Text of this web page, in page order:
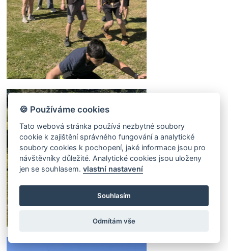
🍪 Používáme cookies
Tato webová stránka používá nezbytné soubory
cookie k zajištění správného fungování a analytické
soubory cookies k pochopení, jaké informace jsou pro
návštěvníky důležité. Analytické cookies jsou uloženy
jen se souhlasem.vlastní nastavení
Souhlasím
Odmítám vše